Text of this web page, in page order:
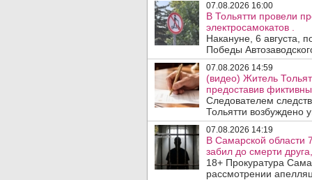
07.08.2026 16:00
В Тольятти провели
электросамокатов .
Накануне, 6 августа,
Победы
07.08.2026 14:59
(видео) Житель
предоставив
Следователем
Тольятти возбуждено
07.08.2026 14:19
В Самарской области
забил до смерти
18+ Прокуратура
рассмотрении